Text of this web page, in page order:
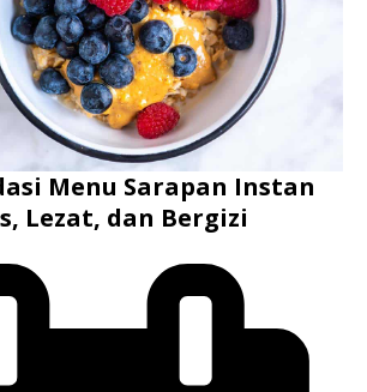
Menu Sarapan Instan
Lezat, dan Bergizi